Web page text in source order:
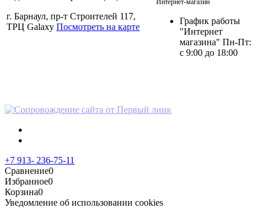
г. Барнаул, пр-т Строителей 117,
ТРЦ Galaxy Посмотреть на карте
Интернет-магазин
График работы
"Интернет
магазина" Пн-Пт:
с 9:00 до 18:00
+7 913- 236-75-11
Сравнение0
Избранное0
Корзина0
Уведомление об использовании cookies